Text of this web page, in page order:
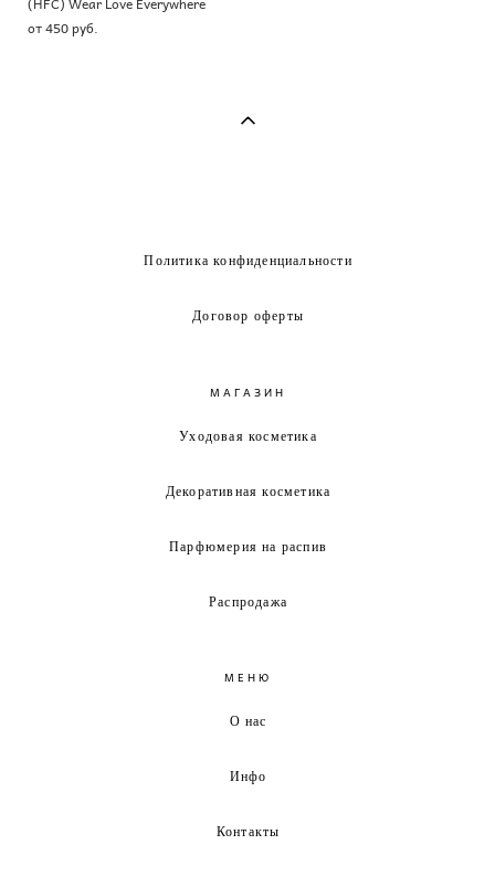
от 450 pуб.
Политика конфиденциальности
Договор оферты
МАГАЗИН
Уходовая косметика
Декоративная косметика
Парфюмерия на распив
Распродажа
МЕНЮ
О нас
Инфо
Контакты